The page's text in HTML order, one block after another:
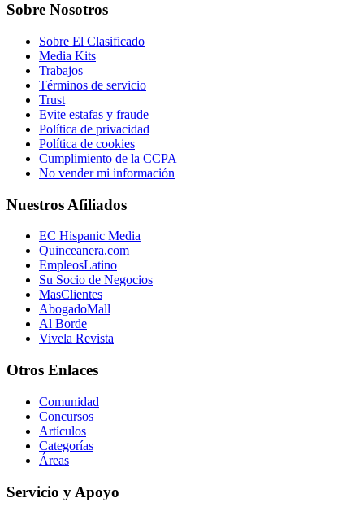
Sobre Nosotros
Sobre El Clasificado
Media Kits
Trabajos
Términos de servicio
Trust
Evite estafas y fraude
Política de privacidad
Política de cookies
Cumplimiento de la CCPA
No vender mi información
Nuestros Afiliados
EC Hispanic Media
Quinceanera.com
EmpleosLatino
Su Socio de Negocios
MasClientes
AbogadoMall
Al Borde
Vivela Revista
Otros Enlaces
Comunidad
Concursos
Artículos
Categorías
Áreas
Servicio y Apoyo